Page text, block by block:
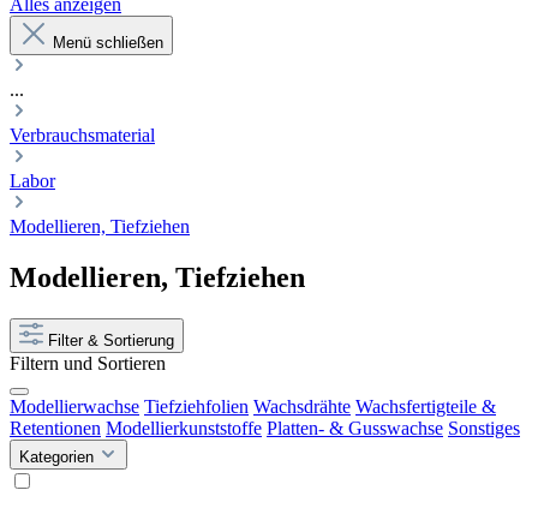
Alles anzeigen
Menü schließen
...
Verbrauchsmaterial
Labor
Modellieren, Tiefziehen
Modellieren, Tiefziehen
Filter & Sortierung
Filtern und Sortieren
Modellierwachse Tiefziehfolien Wachsdrähte Wachsfertigteile &
Retentionen Modellierkunststoffe Platten- & Gusswachse Sonstiges
Kategorien